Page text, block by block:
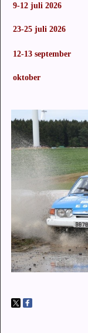
9-12 juli 2026
23-25 juli 2026
12-13 september
oktober